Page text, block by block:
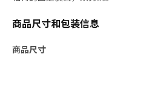
商品尺寸和包装信息
商品尺寸